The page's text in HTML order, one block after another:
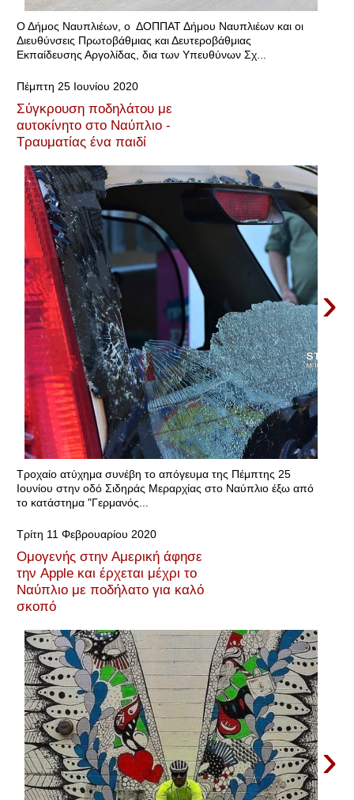
Ο Δήμος Ναυπλιέων, ο ΔΟΠΠΑΤ Δήμου Ναυπλιέων και οι
Διευθύνσεις Πρωτοβάθμιας και Δευτεροβάθμιας
Εκπαίδευσης Αργολίδας, δια των Υπευθύνων Σχ...
Πέμπτη 25 Ιουνίου 2020
Σύγκρουση ποδηλάτου με
αυτοκίνητο στο Ναύπλιο -
Τραυματίας ένα παιδί
›
Τροχαίο ατύχημα συνέβη το απόγευμα της Πέμπτης 25
Ιουνίου στην οδό Σιδηράς Μεραρχίας στο Ναύπλιο έξω από
το κατάστημα "Γερμανός...
Τρίτη 11 Φεβρουαρίου 2020
Ομογενής στην Αμερική άφησε
την Apple και έρχεται μέχρι το
Ναύπλιο με ποδήλατο για καλό
σκοπό
›